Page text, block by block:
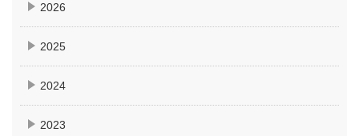
2026
2025
2024
2023